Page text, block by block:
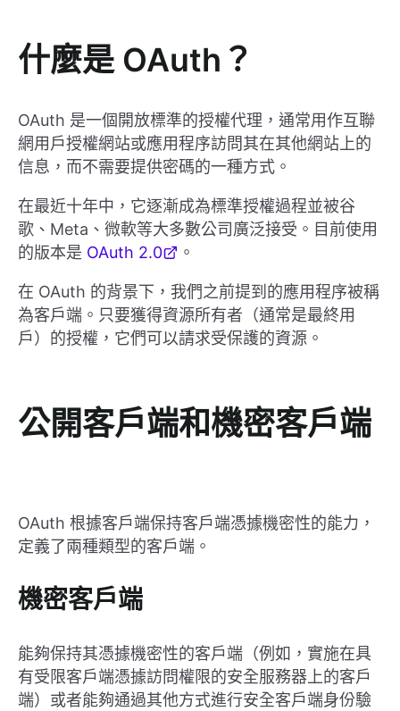
什麼是 OAuth？
OAuth 是一個開放標準的授權代理，通常用作互聯
網用戶授權網站或應用程序訪問其在其他網站上的
信息，而不需要提供密碼的一種方式。
在最近十年中，它逐漸成為標準授權過程並被谷
歌、Meta、微軟等大多數公司廣泛接受。目前使用
的版本是 OAuth 2.0 。
在 OAuth 的背景下，我們之前提到的應用程序被稱
為客戶端。只要獲得資源所有者（通常是最終用
戶）的授權，它們可以請求受保護的資源。
公開客戶端和機密客戶端
OAuth 根據客戶端保持客戶端憑據機密性的能力，
定義了兩種類型的客戶端。
機密客戶端
能夠保持其憑據機密性的客戶端（例如，實施在具
有受限客戶端憑據訪問權限的安全服務器上的客戶
端）或者能夠通過其他方式進行安全客戶端身份驗